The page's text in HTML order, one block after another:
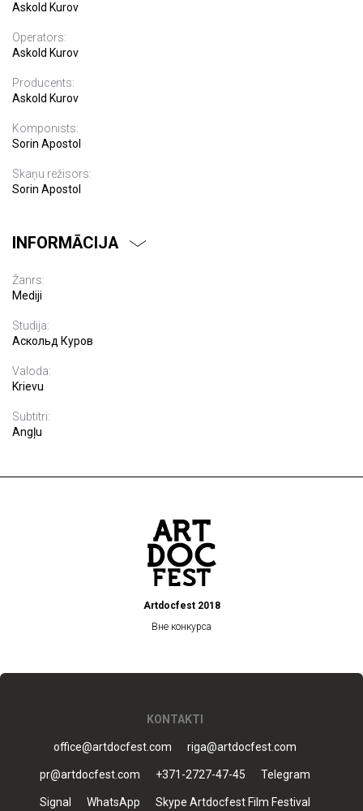
Askold Kurov
Operators:
Askold Kurov
Producents:
Askold Kurov
Komponists:
Sorin Apostol
Skaņu režisors:
Sorin Apostol
INFORMĀCIJA
Žanrs:
Mediji
Studija:
Аскольд Куров
Valoda:
Krievu
Subtitri:
Angļu
Artdocfest 2018
Вне конкурса
KONTAKTI
office@artdocfest.com riga@artdocfest.com
pr@artdocfest.com +371-2727-47-45 Telegram
Signal WhatsApp Skype Artdocfest Film Festival